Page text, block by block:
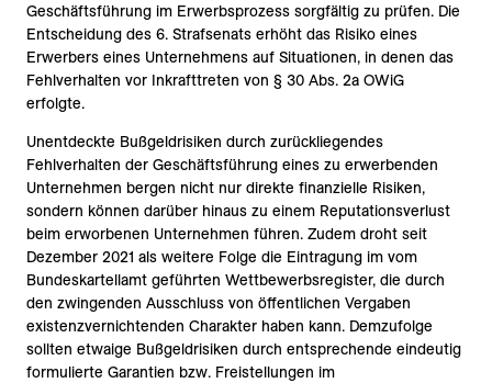
Geschäftsführung im Erwerbsprozess sorgfältig zu prüfen. Die
Entscheidung des 6. Strafsenats erhöht das Risiko eines
Erwerbers eines Unternehmens auf Situationen, in denen das
Fehlverhalten vor Inkrafttreten von § 30 Abs. 2a OWiG
erfolgte.
Unentdeckte Bußgeldrisiken durch zurückliegendes
Fehlverhalten der Geschäftsführung eines zu erwerbenden
Unternehmen bergen nicht nur direkte finanzielle Risiken,
sondern können darüber hinaus zu einem Reputationsverlust
beim erworbenen Unternehmen führen. Zudem droht seit
Dezember 2021 als weitere Folge die Eintragung im vom
Bundeskartellamt geführten Wettbewerbsregister, die durch
den zwingenden Ausschluss von öffentlichen Vergaben
existenzvernichtenden Charakter haben kann. Demzufolge
sollten etwaige Bußgeldrisiken durch entsprechende eindeutig
formulierte Garantien bzw. Freistellungen im